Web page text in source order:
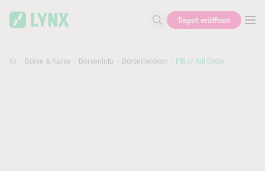
Suche nach Aktie, Autor...
Depot eröffnen
Börse & Kurse Börseninfo Börsenlexikon Fill or Kill Order